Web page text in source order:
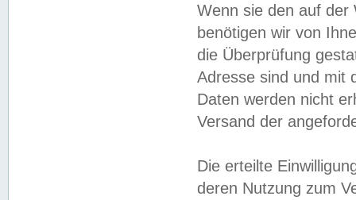
Wenn sie den auf der
benötigen wir von
die Überprüfung
Adresse sind und mit
Daten werden nicht
Versand der
Die erteilte
deren Nutzung zum